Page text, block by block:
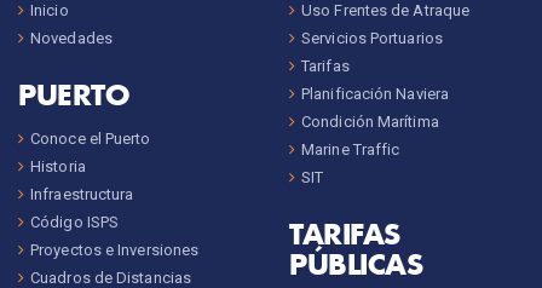
Inicio
Novedades
PUERTO
Conoce el Puerto
Historia
Infraestructura
Código ISPS
Proyectos e Inversiones
Cuadros de Distancias
Uso Frentes de Atraque
Servicios Portuarios
Tarifas
Planificación Naviera
Condición Marítima
Marine Traffic
SIT
TARIFAS
PÚBLICAS